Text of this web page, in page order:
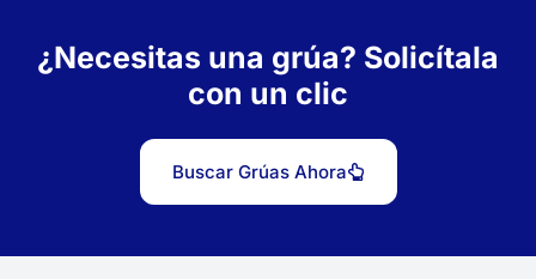
¿Necesitas una grúa? Solicítala
con un clic
Buscar Grúas Ahora